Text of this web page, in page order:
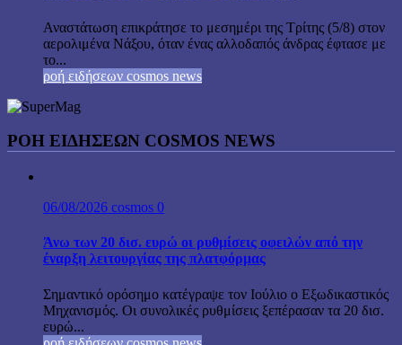
Αναστάτωση επικράτησε το μεσημέρι της Τρίτης (5/8) στον
αερολιμένα Νάξου, όταν ένας αλλοδαπός άνδρας έφτασε με
το...
ροή ειδήσεων cosmos news
ΡΟΉ ΕΙΔΉΣΕΩΝ COSMOS NEWS
06/08/2026 cosmos 0
Άνω των 20 δισ. ευρώ οι ρυθμίσεις οφειλών από την
έναρξη λειτουργίας της πλατφόρμας
Σημαντικό ορόσημο κατέγραψε τον Ιούλιο ο Εξωδικαστικός
Μηχανισμός. Οι συνολικές ρυθμίσεις ξεπέρασαν τα 20 δισ.
ευρώ...